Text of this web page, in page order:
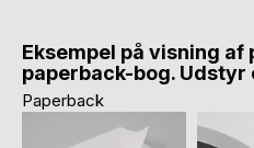
Eksempel på visning
paperback-bog. Udstyr
Paperback